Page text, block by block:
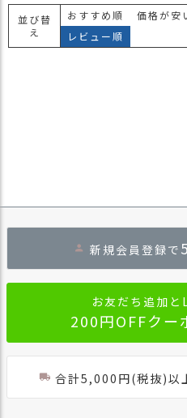
並び替
え
おすすめ順 価格が安
レビュー順
新規会員登録で
お友だち追加
200円OFFクー
合計5,000円(税抜)以